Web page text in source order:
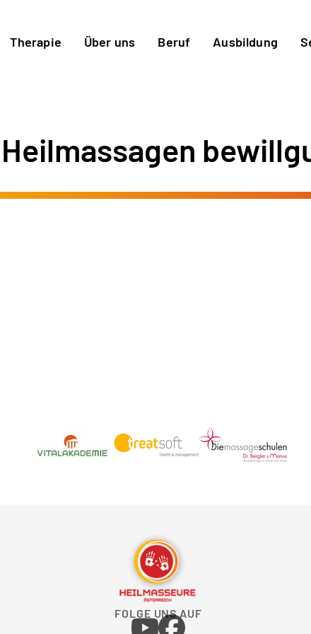
Therapie Über uns Beruf Ausbildung
Heilmassagen
FOLGE UNS AUF